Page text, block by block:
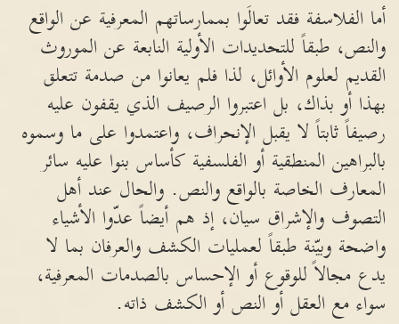
أما الفلاسفة فقد تعالَوا بممارساتهم المعرفية عن الواقع
والنص، طبقاً للتحديدات الأولية النابعة عن الموروث
القديم لعلوم الأوائل، لذا فلم يعانوا من صدمة تتعلق
بهذا أو بذاك، بل اعتبروا الرصيف الذي يقفون عليه
رصيفاً ثابتاً لا يقبل الإنحراف، واعتمدوا على ما وسموه
بالبراهين المنطقية أو الفلسفية كأساس بنوا عليه سائر
المعارف الخاصة بالواقع والنص. والحال عند أهل
التصوف والإشراق سيان، إذ هم أيضاً عدّوا الأشياء
واضحة وبيّنة طبقاً لعمليات الكشف والعرفان بما لا
يدع مجالاً للوقوع أو الإحساس بالصدمات المعرفية،
سواء مع العقل أو النص أو الكشف ذاته.